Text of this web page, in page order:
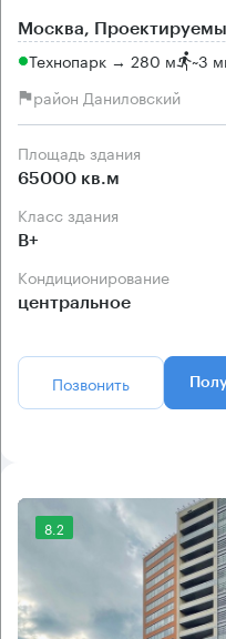
Москва,
Технопарк → 280 м ~3
район Даниловский
Площадь здания
65000 кв.м
Класс здания
B+
Кондиционирование
центральное
Позвонить
8.2